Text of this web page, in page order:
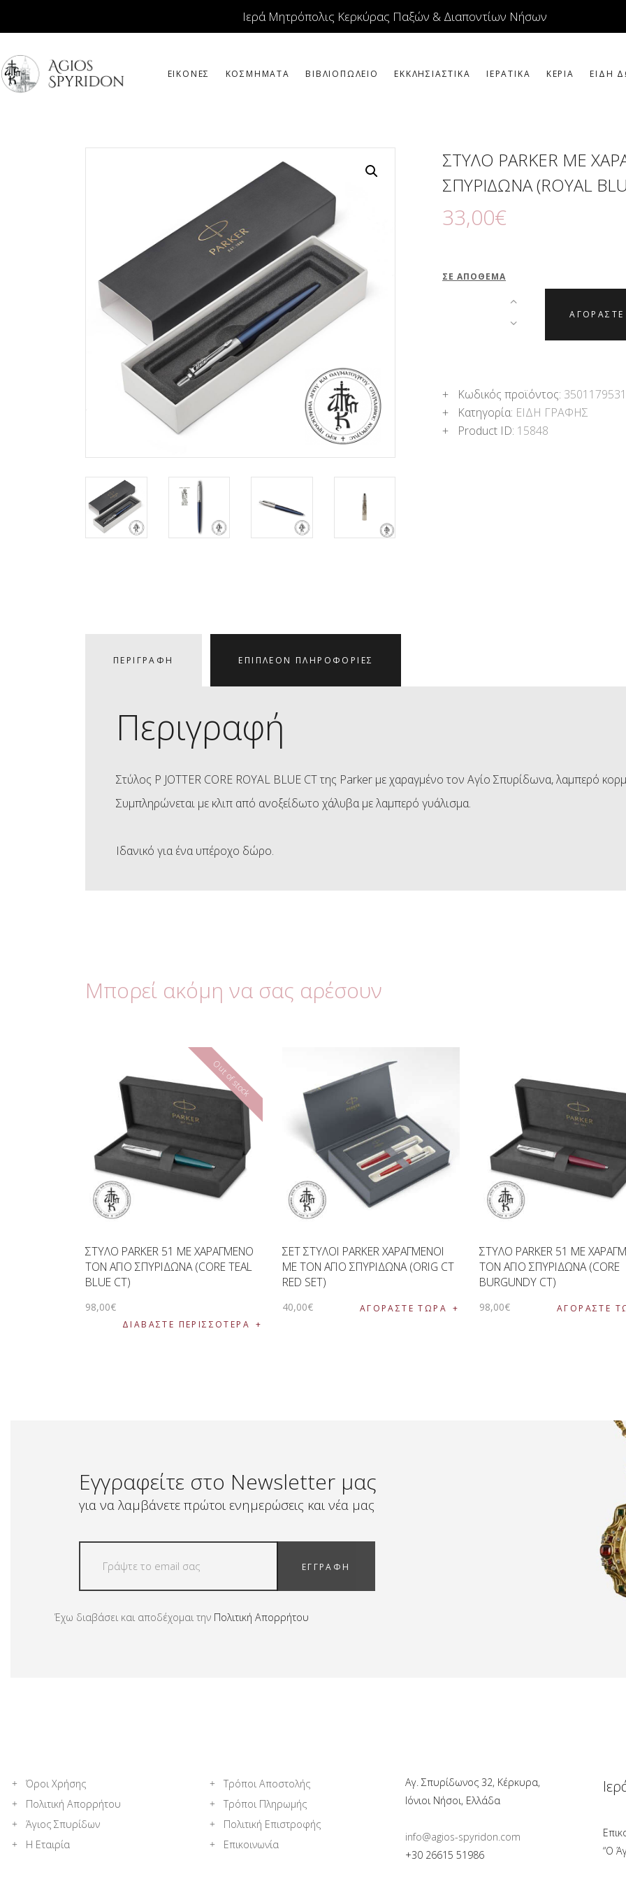
Ιερά Μητρόπολις Κερκύρας Παξών & Διαποντίων Νήσων
ΕΙΚΟΝΕΣ ΚΟΣΜΗΜΑΤΑ ΒΙΒΛΙΟΠΩΛΕΙΟ ΕΚΚΛΗΣΙΑΣΤΙΚΑ ΙΕΡΑΤΙΚΑ ΚΕΡΙΑ ΕΙΔΗ
ΕΙΚΟΝΕΣ
ΒΙΒΛΙΟΠΩΛΕΙΟ
ΚΕΡΙΑ
ΕΙΔΗ ΔΩΡΩΝ –
ΣΠΙΤΙΟΥ
ΤΑΜΑΤΑ
ΑΡΘΡΟΓΡΑΦΙΑ
ΣΤΥΛΟ PARKER ΜΕ
ΣΠΥΡΙΔΩΝΑ (ROYAL
33,00€
ΣΕ ΑΠΌΘΕΜΑ
Κωδικός προϊόντος:
Κατηγορία: ΕΙΔΗ ΓΡΑΦΗΣ
Product ID: 15848
ΠΕΡΙΓΡΑΦΉ ΕΠΙΠΛΈΟΝ ΠΛΗΡΟΦΟΡΊΕΣ
Περιγραφή
Στύλος P JOTTER CORE ROYAL BLUE CT της Parker με χαραγμένο τον Αγίο Σπυρίδωνα, λαμπερό
Συμπληρώνεται με κλιπ από ανοξείδωτο χάλυβα με λαμπερό γυάλισμα.
Ιδανικό για ένα υπέροχο δώρο.
Μπορεί ακόμη να σας αρέσουν
Out of stock
ΣΤΥΛΟ PARKER 51 ΜΕ ΧΑΡΑΓΜΕΝΟ
ΤΟΝ ΑΓΙΟ ΣΠΥΡΙΔΩΝΑ (CORE TEAL
BLUE CT)
98,00€
ΔΙΑΒΆΣΤΕ ΠΕΡΙΣΣΌΤΕΡΑ
ΣΕΤ ΣΤΥΛΟΙ PARKER ΧΑΡΑΓΜΕΝΟΙ
ΜΕ ΤΟΝ ΑΓΙΟ ΣΠΥΡΙΔΩΝΑ (ORIG CT
RED SET)
40,00€ ΑΓΟΡΑΣΤΕ ΤΩΡΑ
ΣΤΥΛΟ PARKER 51 ΜΕ
ΤΟΝ ΑΓΙΟ ΣΠΥΡΙΔΩΝΑ (CORE
BURGUNDY CT)
98,00€ ΑΓΟΡΑΣΤΕ
Εγγραφείτε στο Newsletter μας
για να λαμβάνετε πρώτοι ενημερώσεις και νέα μας
ΕΓΓΡΑΦΗ
Έχω διαβάσει και αποδέχομαι την Πολιτική Απορρήτου
Όροι Χρήσης
Πολιτική Απορρήτου
Άγιος Σπυρίδων
Η Εταιρία
Τρόποι Αποστολής
Τρόποι Πληρωμής
Πολιτική Επιστροφής
Επικοινωνία
Αγ. Σπυρίδωνος 32, Κέρκυρα,
Ιόνιοι Νήσοι, Ελλάδα
info@agios-spyridon.com
+30 26615 51986
“Ο